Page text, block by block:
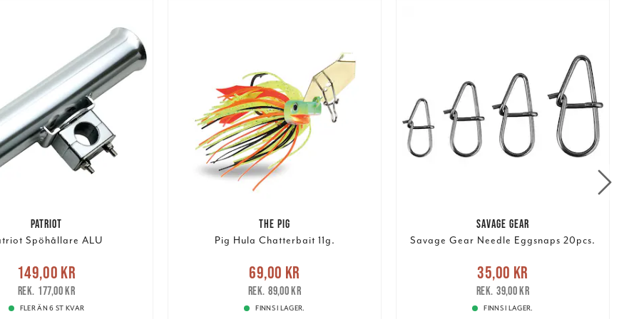
PATRIOT
Spöhållare ALU
Nuvarande pris
Tidigare pris
149,00 kr
177,00 kr
FLER ÄN 6 ST KVAR
THE PIG
Pig Hula Chatterbait 11g.
Nuvarande pris:69,00 kr
pris:89,00 kr
69,00 kr
89,00 kr
FINNS I LAGER.
SAVAGE GEAR
Savage Gear Needle Eggsnaps 20pcs.
Nuvarande pris:35,00 kr
pris:39,00 kr
35,00 kr
39,00 kr
FINNS I LAGER.